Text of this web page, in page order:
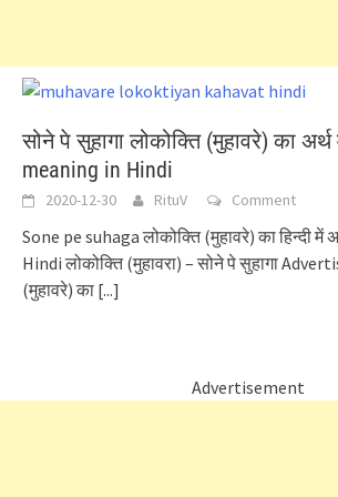
सोने पे सुहागा लोकोक्ति (मुहावरे) का अर्थ
meaning in Hindi
2020-12-30 RituV Comment
Sone pe suhaga लोकोक्ति (मुहावरे) का हिन्दी में
Hindi लोकोक्ति (मुहावरा) – सोने पे सुहागा
(मुहावरे) का [...]
Advertisement